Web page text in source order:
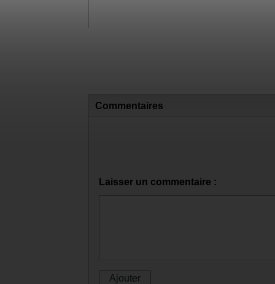
Commentaires
Laisser un commentaire :